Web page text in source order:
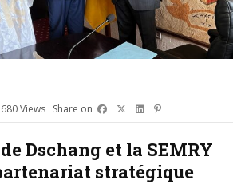
680Views Share on
Dschang et la SEMRY
stratégique